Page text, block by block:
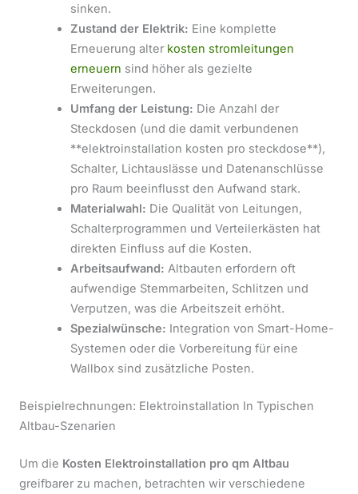
sinken.
Zustand der Elektrik: Eine komplette
Erneuerung alter kosten stromleitungen
erneuern sind höher als gezielte
Erweiterungen.
Umfang der Leistung: Die Anzahl der
Steckdosen (und die damit verbundenen
**elektroinstallation kosten pro steckdose**),
Schalter, Lichtauslässe und Datenanschlüsse
pro Raum beeinflusst den Aufwand stark.
Materialwahl: Die Qualität von Leitungen,
Schalterprogrammen und Verteilerkästen hat
direkten Einfluss auf die Kosten.
Arbeitsaufwand: Altbauten erfordern oft
aufwendige Stemmarbeiten, Schlitzen und
Verputzen, was die Arbeitszeit erhöht.
Spezialwünsche: Integration von Smart-Home-
Systemen oder die Vorbereitung für eine
Wallbox sind zusätzliche Posten.
Beispielrechnungen: Elektroinstallation In Typischen
Altbau-Szenarien
Um die Kosten Elektroinstallation pro qm Altbau
greifbarer zu machen, betrachten wir verschiedene